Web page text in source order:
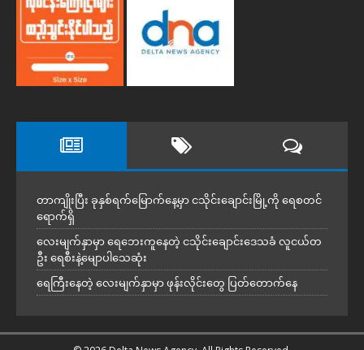
တာကျိုးပြီး ခုနှစ်ရက်မြောက်နေ့မှာ ငသိုင်းချောင်းမြို့ကို ရေစတင်
ရောက်ရှိ
လေးမျက်နှာမှာ ရေဘေးကူနေတဲ့ ငသိုင်းချောင်းဒေသခံ လူငယ်တ
ဦး ရေစီးနဲ့မျောပါသေဆုံး
ရေကြီးနေတဲ့ လေးမျက်နှာမှာ ဖုန်းလိုင်းတွေ ပြတ်တောက်နေ